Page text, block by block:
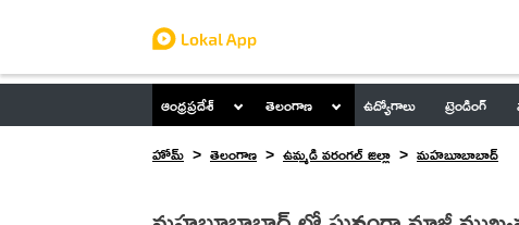
ఆంధ్రప్రదేశ్ తెలంగాణ ఉద్యోగాలు ట్రెండింగ్
హోమ్
తెలంగాణ ఉమ్మడి వరంగల్ జిల్లా మహబూబాబాద్